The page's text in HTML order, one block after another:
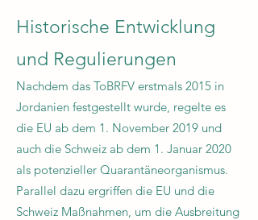
Historische Entwicklung
und Regulierungen
Nachdem das ToBRFV erstmals 2015 in
Jordanien festgestellt wurde, regelte es
die EU ab dem 1. November 2019 und
auch die Schweiz ab dem 1. Januar 2020
als potenzieller Quarantäneorganismus.
Parallel dazu ergriffen die EU und die
Schweiz Maßnahmen, um die Ausbreitung